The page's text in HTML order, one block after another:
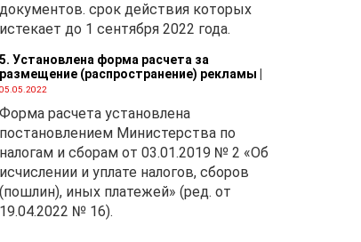
документов. срок действия которых
истекает до 1 сентября 2022 года.
5. Установлена форма расчета за
размещение (распространение) рекламы
05.05.2022
Форма расчета установлена
постановлением Министерства по
налогам и сборам от 03.01.2019 № 2 «Об
исчислении и уплате налогов, сборов
(пошлин), иных платежей» (ред. от
19.04.2022 № 16).